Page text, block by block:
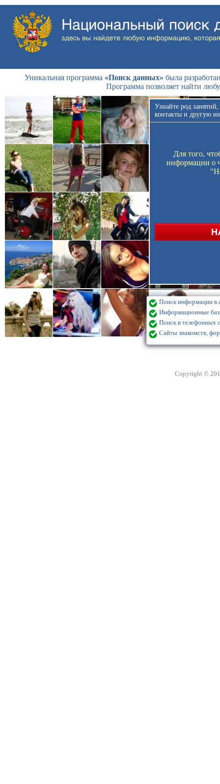
Уникальная программа «Поиск данных» была
Программа позволяет найти
Узнайте род
контакты и другую
Для того,
информации о
Поиск информации в
Информационные
Поиск в телефонных
Сайты знакомств,
Copyright ©